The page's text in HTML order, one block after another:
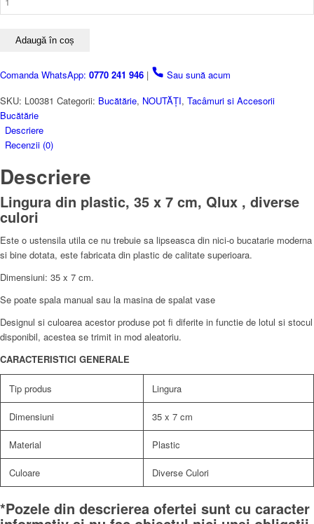
plastic,
x
cm,
Qlux,
diverse
culori
Adaugă în coș
Comanda WhatsApp: 0770 241 946 |
Sau sună acum
SKU: L00381 Categorii: Bucătărie, NOUTĂȚI, Tacâmuri si Accesorii
Bucătărie
Descriere
Recenzii (0)
Descriere
Lingura din plastic, 35 x 7 cm, Qlux , diverse
culori
Este o ustensila utila ce nu trebuie sa lipseasca din nici-o bucatarie moderna
si bine dotata, este fabricata din plastic de calitate superioara.
Dimensiuni: 35 x 7 cm.
Se poate spala manual sau la masina de spalat vase
Designul si culoarea acestor produse pot fi diferite in functie de lotul si stocul
disponibil, acestea se trimit in mod aleatoriu.
CARACTERISTICI GENERALE
Tip produs Lingura
Dimensiuni 35 x 7 cm
Material Plastic
Culoare Diverse Culori
*Pozele din descrierea ofertei sunt cu caracter